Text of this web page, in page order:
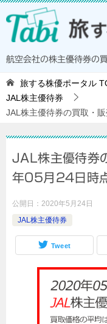
航空会社の株主優待券の
旅する株優ポータル
JAL株主優待券
JAL株主優待券の買取・
JAL株主優待
年05月24日時
公開日： 2020年5月24日
JAL株主優待券
Tweet